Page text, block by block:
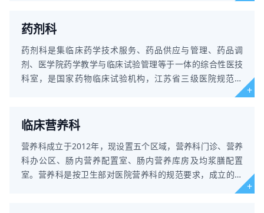
药剂科
药剂科是集临床药学技术服务、药品供应与管理、药品调
剂、医学院药学教学与临床试验管理等于一体的综合性医技
科室，是国家药物临床试验机构，江苏省三级医院规范药
临床营养科
营养科成立于2012年，现设置五个区域，营养科门诊、营养
科办公区、肠内营养配置室、肠内营养库房及均浆膳配置
室。营养科是按卫生部对医院营养科的规范要求，成立的独